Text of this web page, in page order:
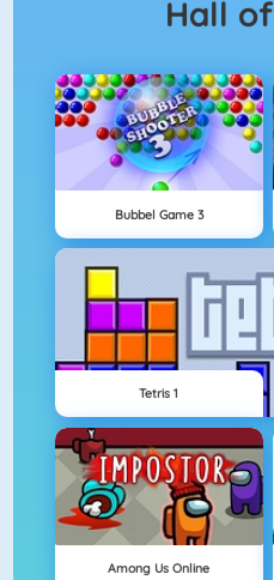
Hall of
Bubbel Game 3
Tetris 1
Among Us Online